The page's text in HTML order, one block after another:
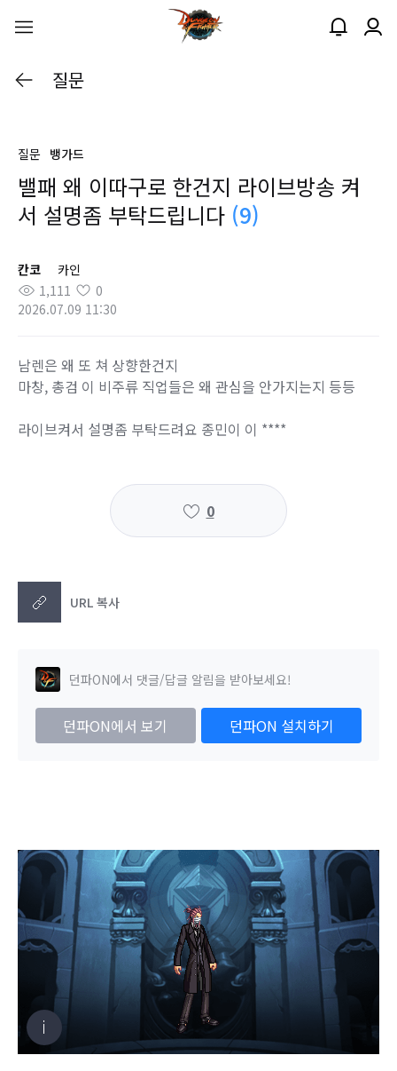
질문
질문 뱅가드
밸패 왜 이따구로 한건지 라이브방송 켜
서 설명좀 부탁드립니다 (9)
칸코
카인
1,111
0
2026.07.09 11:30
남렌은 왜 또 쳐 상향한건지
마창, 총검 이 비주류 직업들은 왜 관심을 안가지는지 등등
라이브켜서 설명좀 부탁드려요 종민이 이 ****
0
URL 복사
던파ON에서 댓글/답글 알림을 받아보세요!
던파ON에서 보기 던파ON 설치하기